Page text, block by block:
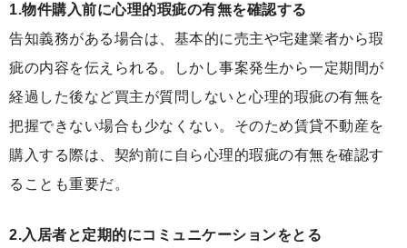
1.物件購入前に心理的瑕疵の有無を確認する
告知義務がある場合は、基本的に売主や宅建業者から瑕
疵の内容を伝えられる。しかし事案発生から一定期間が
経過した後など買主が質問しないと心理的瑕疵の有無を
把握できない場合も少なくない。そのため賃貸不動産を
購入する際は、契約前に自ら心理的瑕疵の有無を確認す
ることも重要だ。
2.入居者と定期的にコミュニケーションをとる